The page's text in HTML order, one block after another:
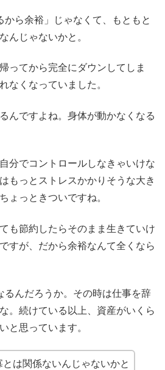
から余裕」じゃなくて、もともと
んじゃないかと。
ってから完全にダウンしてしま
なくなっていました。
んですよね。身体が動かなくなる
分でコントロールしなきゃいけな
もっとストレスかかりそうな大き
ょっときついですね。
も節約したらそのまま生きていけ
すが、だから余裕なんて全くなら
るんだろうか。その時は仕事を辞
。続けている以上、資産がいくら
と思っています。
とは関係ないんじゃないかと